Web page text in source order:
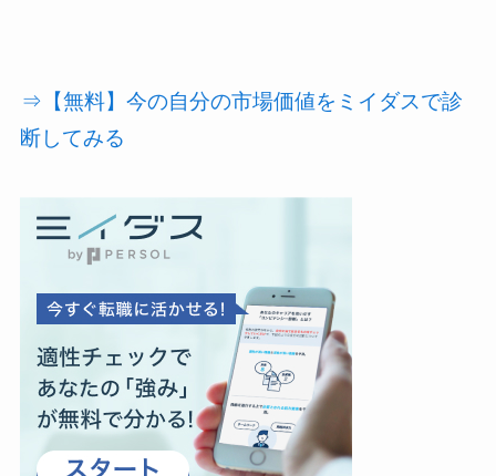
⇒【無料】今の自分の市場価値をミイダスで診
断してみる